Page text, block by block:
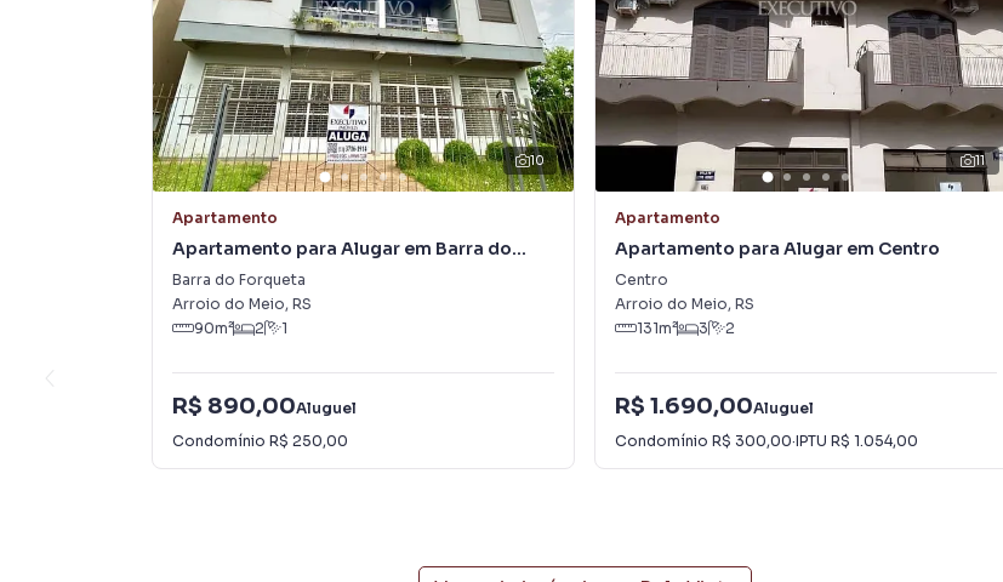
10
Apartamento
Apartamento para Alugar em Barra do
Forqueta
Barra do Forqueta
Arroio do Meio, RS
90m² 2 1
R$ 890,00Aluguel
Condomínio R$ 250,00
11
Apartamento
Apartamento para Alugar em Centro
Centro
Arroio do Meio, RS
131m² 3 2
R$ 1.690,00Aluguel
Condomínio R$ 300,00·IPTU R$ 1.054,00